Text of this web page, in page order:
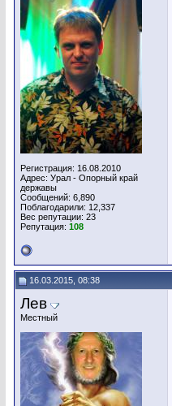
Регистрация: 16.08.2010
Адрес: Урал - Опорный край
державы
Сообщений: 6,890
Поблагодарили: 12,337
Вес репутации: 23
Репутация: 108
16.03.2015, 08:38
Лев
Местный